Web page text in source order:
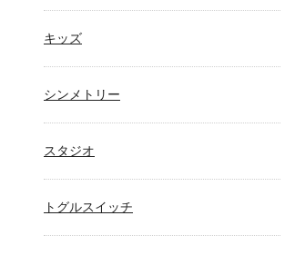
キッズ
シンメトリー
スタジオ
トグルスイッチ